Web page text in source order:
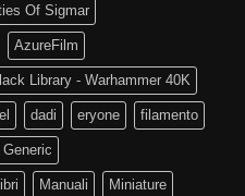
Of Sigmar
AzureFilm
Library - Warhammer 40K
dadi eryone filamento
Manuali Miniature